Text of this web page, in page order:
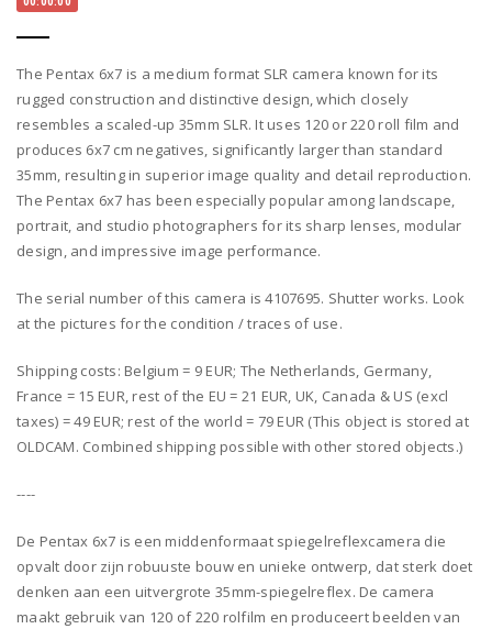
The Pentax 6x7 is a medium format SLR camera known for its
rugged construction and distinctive design, which closely
resembles a scaled-up 35mm SLR. It uses 120 or 220 roll film and
produces 6x7 cm negatives, significantly larger than standard
35mm, resulting in superior image quality and detail reproduction.
The Pentax 6x7 has been especially popular among landscape,
portrait, and studio photographers for its sharp lenses, modular
design, and impressive image performance.
The serial number of this camera is 4107695. Shutter works. Look
at the pictures for the condition / traces of use.
Shipping costs: Belgium = 9 EUR; The Netherlands, Germany,
France = 15 EUR, rest of the EU = 21 EUR, UK, Canada & US (excl
taxes) = 49 EUR; rest of the world = 79 EUR (This object is stored at
OLDCAM. Combined shipping possible with other stored objects.)
----
De Pentax 6x7 is een middenformaat spiegelreflexcamera die
opvalt door zijn robuuste bouw en unieke ontwerp, dat sterk doet
denken aan een uitvergrote 35mm-spiegelreflex. De camera
maakt gebruik van 120 of 220 rolfilm en produceert beelden van